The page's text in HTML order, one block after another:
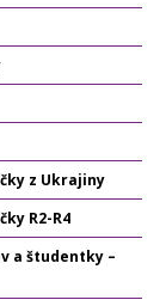
z Ukrajiny
R2-R4
a študentky –